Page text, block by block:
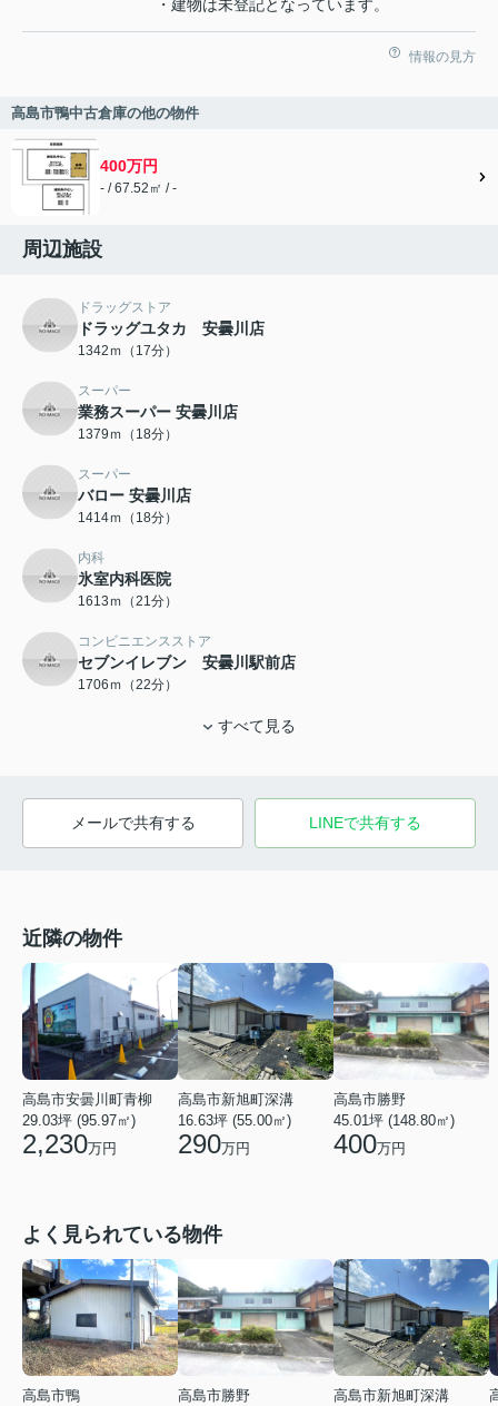
・建物は未登記となっています。
情報の見方
高島市鴨中古倉庫の他の物件
400万円
- / 67.52㎡ / -
周辺施設
ドラッグストア
ドラッグユタカ 安曇川店
1342ｍ（17分）
スーパー
業務スーパー 安曇川店
1379ｍ（18分）
スーパー
バロー 安曇川店
1414ｍ（18分）
内科
氷室内科医院
1613ｍ（21分）
コンビニエンスストア
セブンイレブン 安曇川駅前店
1706ｍ（22分）
すべて見る
メールで共有する LINEで共有する
近隣の物件
高島市安曇川町青柳
29.03坪 (95.97㎡)
2,230万円
高島市新旭町深溝
16.63坪 (55.00㎡)
290万円
高島市勝野
45.01坪 (148.80㎡)
400万円
よく見られている物件
高島市鴨
高島市勝野
高島市新旭町深溝